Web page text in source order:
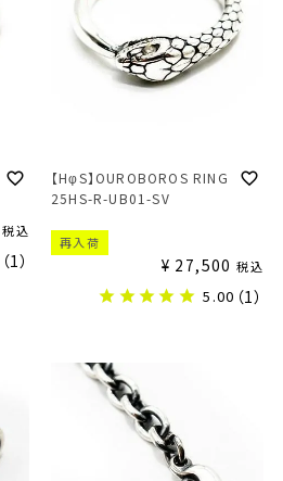
税込
（1）
【HφS】OUROBOROS RING
25HS-R-UB01-SV
再入荷
¥ 27,500 税込
5.00 （1）